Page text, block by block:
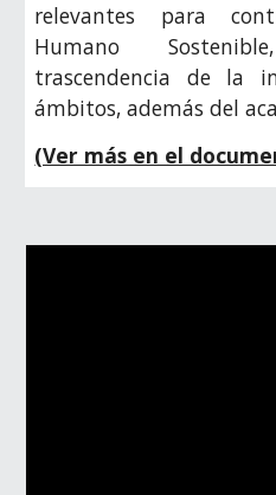
relevantes para
Humano
trascendencia de la
ámbitos, además del
(Ver más en el